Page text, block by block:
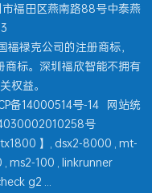
福田区燕南路88号中泰燕
禄克公司的注册商标，
标。深圳福欣智能不拥有
权益。
备14000514号-14 网站统
号
】, dsx2-8000 , mt-
, ms2-100 , linkrunner
g2 ...